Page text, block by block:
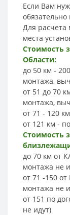
Если Вам
Для расчета
места
Стоимость
Области:
до 50 км -
монтажа,
от 51 до 70
монтажа,
от 71 - 120
от 121 км -
Стоимость
до 70 км от
монтажа не
от 71 -150
монтажа не
от 151 по
не идут)